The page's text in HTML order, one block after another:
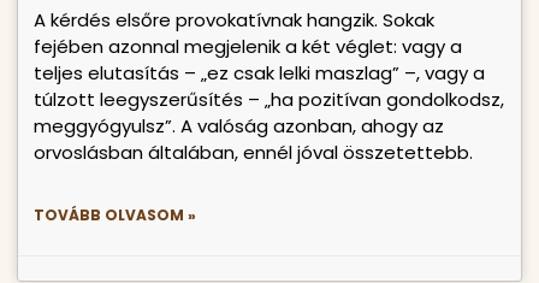
A kérdés elsőre provokatívnak hangzik. Sokak
fejében azonnal megjelenik a két véglet: vagy a
teljes elutasítás – „ez csak lelki maszlag” –, vagy a
túlzott leegyszerűsítés – „ha pozitívan gondolkodsz,
meggyógyulsz”. A valóság azonban, ahogy az
orvoslásban általában, ennél jóval összetettebb.
TOVÁBB OLVASOM »